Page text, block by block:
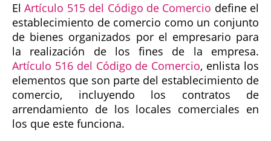
ElArtículo 515 del Código de Comercio define el
establecimiento de comercio como un conjunto
de bienes organizados por el empresario para
la realización de los fines de la empresa.
Artículo 516 del Código de Comercio, enlista los
elementos que son parte del establecimiento de
comercio, incluyendo los contratos de
arrendamiento de los locales comerciales en
los que este funciona.